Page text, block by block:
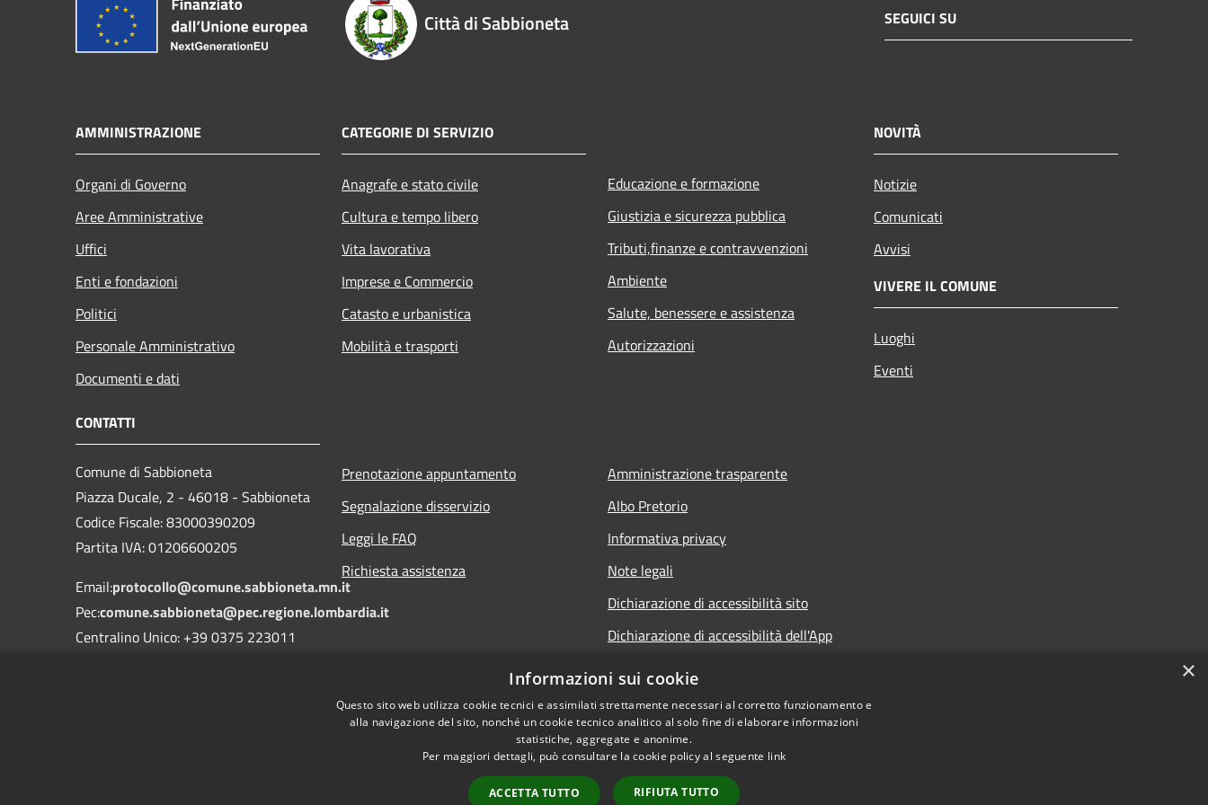
Città di Sabbioneta SEGUICI SU
AMMINISTRAZIONE
Organi di Governo
Aree Amministrative
Uffici
Enti e fondazioni
Politici
Personale Amministrativo
Documenti e dati
CATEGORIE DI SERVIZIO
Anagrafe e stato civile
Cultura e tempo libero
Vita lavorativa
Imprese e Commercio
Catasto e urbanistica
Mobilità e trasporti
Educazione e formazione
Giustizia e sicurezza pubblica
Tributi,finanze e contravvenzioni
Ambiente
Salute, benessere e assistenza
Autorizzazioni
NOVITÀ
Notizie
Comunicati
Avvisi
VIVERE IL COMUNE
Luoghi
Eventi
CONTATTI
Comune di Sabbioneta
Piazza Ducale, 2 - 46018 - Sabbioneta
Codice Fiscale: 83000390209
Partita IVA: 01206600205
Email:protocollo@comune.sabbioneta.mn.it
Pec:comune.sabbioneta@pec.regione.lombardia.it
Centralino Unico: +39 0375 223011
Prenotazione appuntamento
Segnalazione disservizio
Leggi le FAQ
Richiesta assistenza
Amministrazione trasparente
Albo Pretorio
Informativa privacy
Note legali
Dichiarazione di accessibilità sito
Dichiarazione di accessibilità dell'App
Municipium per Apple
×
Informazioni sui cookie
Questo sito web utilizza cookie tecnici e assimilati strettamente necessari al corretto funzionamento e
alla navigazione del sito, nonché un cookie tecnico analitico al solo fine di elaborare informazioni
statistiche, aggregate e anonime.
Per maggiori dettagli, può consultare la cookie policy al seguente link
ACCETTA TUTTO RIFIUTA TUTTO